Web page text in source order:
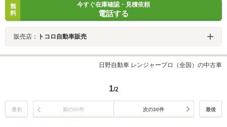
無
料
今すぐ在庫確認・見積依頼
電話する
販売店： トコロ自動車販売
日野自動車 レンジャープロ（全国）の中古車
1/2
最初 前の30件 次の30件 最後